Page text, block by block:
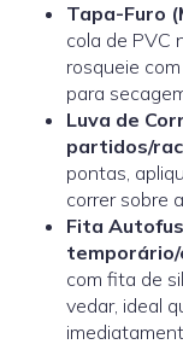
Tapa-Furo
cola de PVC
rosqueie
para
Luva de
partidos/
pontas,
correr sobre
Fita
temporário/
com fita de
vedar, ideal